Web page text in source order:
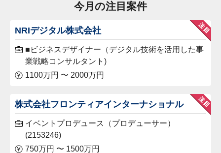
今月の注目案件
NRIデジタル株式会社
■ビジネスデザイナー（デジタル技術を活用した事
業戦略コンサルタント)
1100万円 〜 2000万円
株式会社フロンティアインターナショナル
イベントプロデュース（プロデューサー）
(2153246)
750万円 〜 1500万円